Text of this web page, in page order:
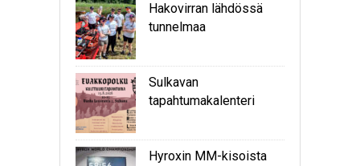
Hakovirran lähdössä
tunnelmaa
Sulkavan
tapahtumakalenteri
Hyroxin MM-kisoista